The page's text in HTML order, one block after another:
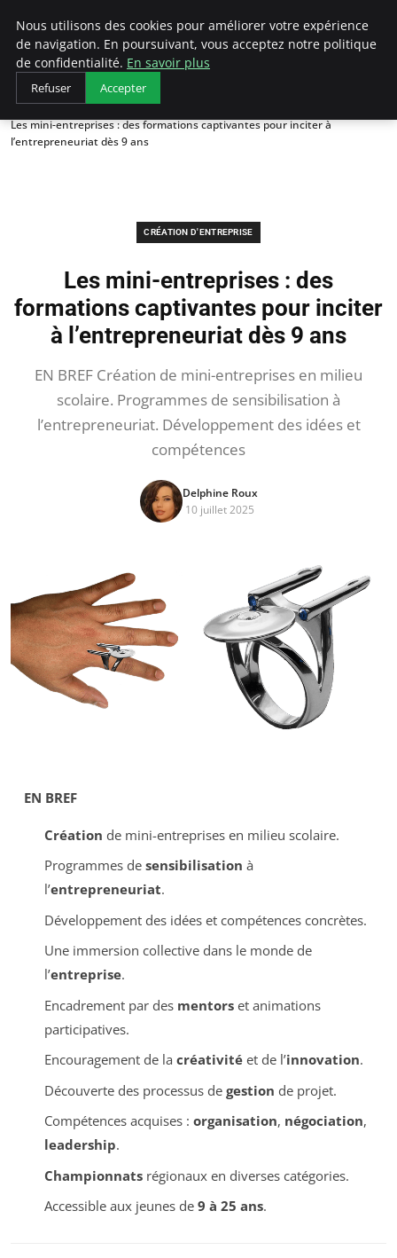
LECFCM
Accueil
Création d'entreprise
Les mini-entreprises : des formations captivantes pour inciter à
l’entrepreneuriat dès 9 ans
CRÉATION D'ENTREPRISE
Les mini-entreprises : des
formations captivantes pour inciter
à l’entrepreneuriat dès 9 ans
EN BREF Création de mini-entreprises en milieu
scolaire. Programmes de sensibilisation à
l’entrepreneuriat. Développement des idées et
compétences
Delphine Roux
10 juillet 2025
EN BREF
Création de mini-entreprises en milieu scolaire.
Programmes de sensibilisation à
l’entrepreneuriat.
Développement des idées et compétences concrètes.
Une immersion collective dans le monde de
l’entreprise.
Encadrement par des mentorset animations
participatives.
Encouragement de la créativitéet de l’innovation.
Découverte des processus de gestion de projet.
Compétences acquises : organisation, négociation,
leadership.
Championnatsrégionaux en diverses catégories.
Accessible aux jeunes de 9 à 25 ans.
Nous utilisons des cookies pour améliorer votre expérience
de navigation. En poursuivant, vous acceptez notre politique
de confidentialité. En savoir plus
Refuser Accepter